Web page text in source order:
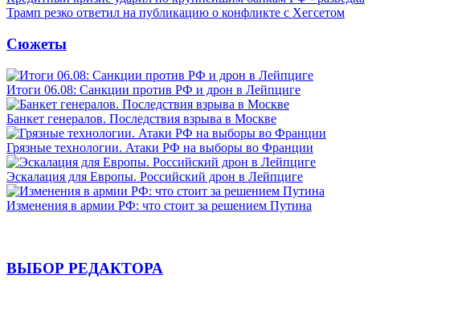
Трамп резко ответил на публикацию о конфликте с Хегсетом
Сюжеты
Итоги 06.08: Санкции против РФ и дрон в Лейпциге
Банкет генералов. Последствия взрыва в Москве
Грязные технологии. Атаки РФ на выборы во Франции
Эскалация для Европы. Российский дрон в Лейпциге
Изменения в армии РФ: что стоит за решением Путина
ВЫБОР РЕДАКТОРА